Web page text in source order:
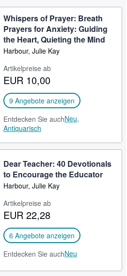
SCHLIESSEN
Whispers of Prayer: Breath
Prayers for Anxiety: Guiding
the Heart, Quieting the Mind
Harbour, Julie Kay
Artikelpreise ab
EUR 10,00
9 Angebote anzeigen
Entdecken Sie auchNeu,
Antiquarisch
Dear Teacher: 40 Devotionals
to Encourage the Educator
Harbour, Julie Kay
Artikelpreise ab
EUR 22,28
6 Angebote anzeigen
Entdecken Sie auchNeu